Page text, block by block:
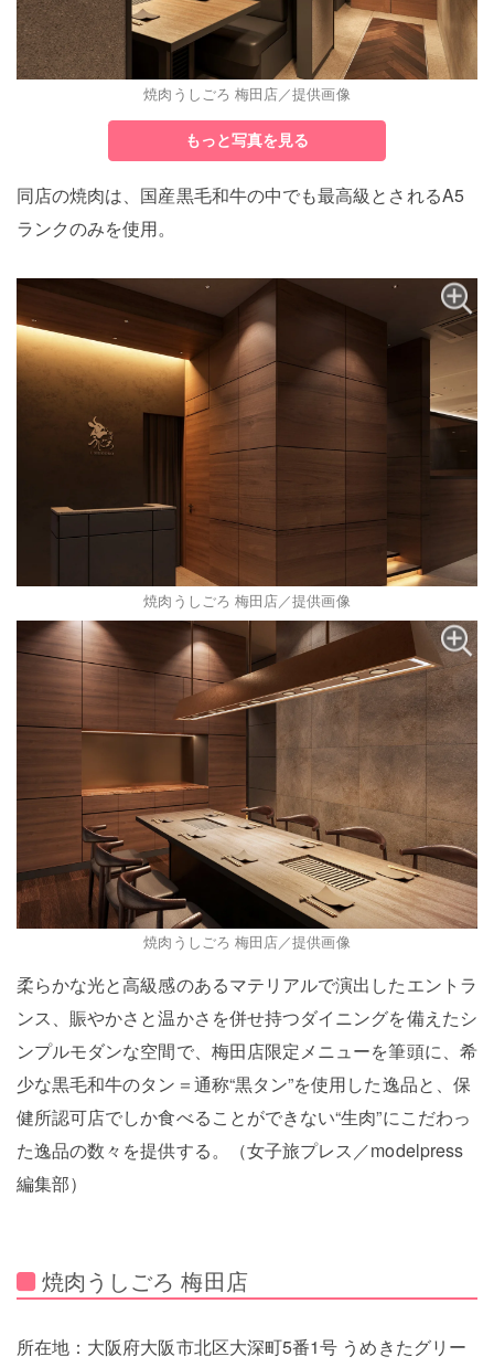
焼肉うしごろ 梅田店／提供画像
もっと写真を見る
同店の焼肉は、国産黒毛和牛の中でも最高級とされるA5
ランクのみを使用。
焼肉うしごろ 梅田店／提供画像
焼肉うしごろ 梅田店／提供画像
柔らかな光と高級感のあるマテリアルで演出したエントラ
ンス、賑やかさと温かさを併せ持つダイニングを備えたシ
ンプルモダンな空間で、梅田店限定メニューを筆頭に、希
少な黒毛和牛のタン＝通称“黒タン”を使用した逸品と、保
健所認可店でしか食べることができない“生肉”にこだわっ
た逸品の数々を提供する。（女子旅プレス／modelpress
編集部）
焼肉うしごろ 梅田店
所在地：大阪府大阪市北区大深町5番1号 うめきたグリー